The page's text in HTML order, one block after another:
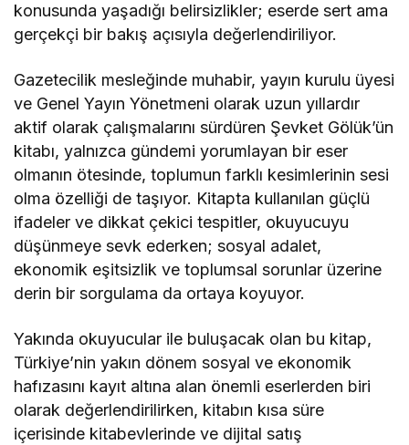
konusunda yaşadığı belirsizlikler; eserde sert ama
gerçekçi bir bakış açısıyla değerlendiriliyor.
Gazetecilik mesleğinde muhabir, yayın kurulu üyesi
ve Genel Yayın Yönetmeni olarak uzun yıllardır
aktif olarak çalışmalarını sürdüren Şevket Gölük’ün
kitabı, yalnızca gündemi yorumlayan bir eser
olmanın ötesinde, toplumun farklı kesimlerinin sesi
olma özelliği de taşıyor. Kitapta kullanılan güçlü
ifadeler ve dikkat çekici tespitler, okuyucuyu
düşünmeye sevk ederken; sosyal adalet,
ekonomik eşitsizlik ve toplumsal sorunlar üzerine
derin bir sorgulama da ortaya koyuyor.
Yakında okuyucular ile buluşacak olan bu kitap,
Türkiye’nin yakın dönem sosyal ve ekonomik
hafızasını kayıt altına alan önemli eserlerden biri
olarak değerlendirilirken, kitabın kısa süre
içerisinde kitabevlerinde ve dijital satış